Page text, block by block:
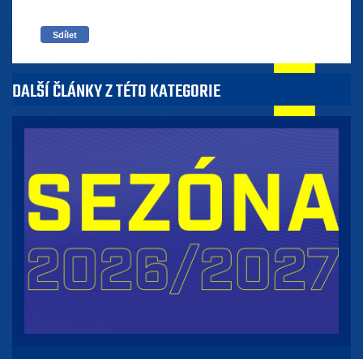
Sdílet
DALŠÍ ČLÁNKY Z TÉTO KATEGORIE